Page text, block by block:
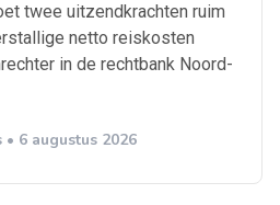
twee uitzendkrachten ruim
netto reiskosten
in de rechtbank Noord-
6 augustus 2026